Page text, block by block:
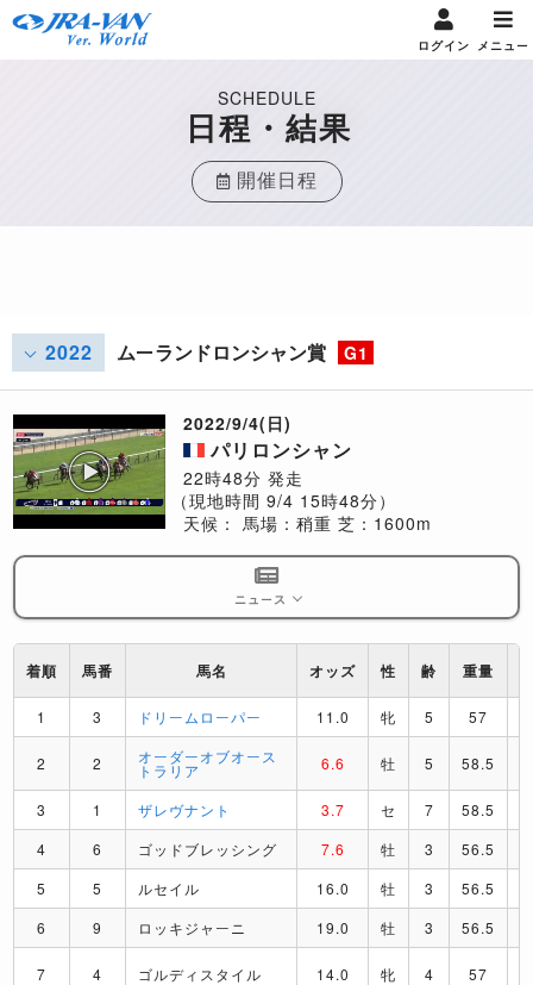
ログイン メニュー
SCHEDULE
日程・結果
開催日程
2022 ムーランドロンシャン賞 G1
2022/9/4(日)
パリロンシャン
22時48分 発走
（現地時間 9/4 15時48分）
天候： 馬場：稍重 芝：1600m
ニュース
着順 馬番 馬名 オッズ 性 齢 重量
1 3 ドリームローパー 11.0 牝 5 57
2 2 オーダーオブオース
トラリア 6.6 牡 5 58.5
3 1 ザレヴナント 3.7 セ 7 58.5
4
6 ゴッドブレッシング 7.6 牡 3 56.5
5
5 ルセイル 16.0 牡 3 56.5
6
9 ロッキジャーニ 19.0 牡 3 56.5
7 4 ゴルディスタイル 14.0 牝 4 57